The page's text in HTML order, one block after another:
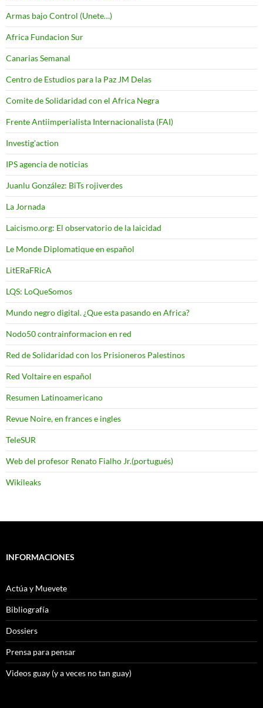
Armas bajo Control (Unete…)
Africa Fundacion Sur
Canarias Semanal
Centro de Estudios para la Paz JM Delas
Comite de Solidaridad con el Africa Negra
Frente Antiimperialista Internacionalista (FAI)
Investig'action
IPS agencia de noticias
Juanlu González: BiTs rojiverdes
La Jornada
Laicismo.org: El observatorio de la laicidad
Le Monde Diplomatique en español
LitERaFRicA
LQS: LoQueSomos
Mundo negro digital. ¿Que esta pasando en Africa?
Nodo50 contrainformacion en red
Red de Solidaridad con los Prisioneros Palestinos
Red Voltaire en español
Resumen Latinoamericano
Revue Noire, en frances e ingles
TeleSUR
Web del profesor Renato Fialho Jr.(portugués)
Wikileaks
INFORMACIONES
Actúa y Muevete
Bibliografía
Dossiers
Prensa para pensar
Videos guay (y a veces no tan guay)